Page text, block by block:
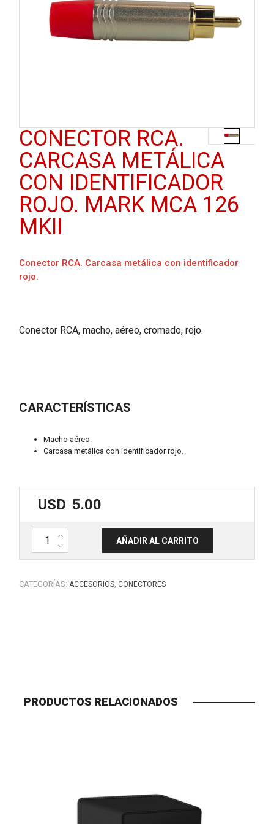
CONECTOR RCA.
CARCASA METÁLICA
CON IDENTIFICADOR
ROJO. MARK MCA 126
MKII
Conector RCA. Carcasa metálica con identificador
rojo.
Conector RCA, macho, aéreo, cromado, rojo.
CARACTERÍSTICAS
Macho aéreo.
Carcasa metálica con identificador rojo.
USD 5.00
Conector RCA. Carcasa metálica con identificador rojo. MARK MCA
AÑADIR AL CARRITO
CATEGORÍAS: ACCESORIOS, CONECTORES
PRODUCTOS RELACIONADOS